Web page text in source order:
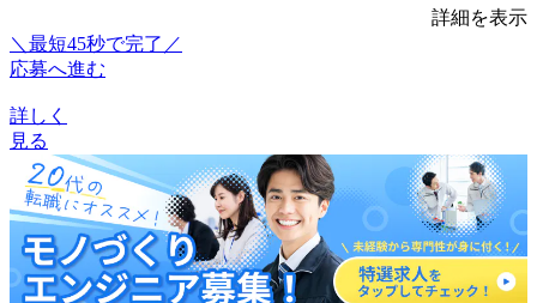
詳細を表示
＼最短45秒で完了／
応募へ進む
詳しく
見る